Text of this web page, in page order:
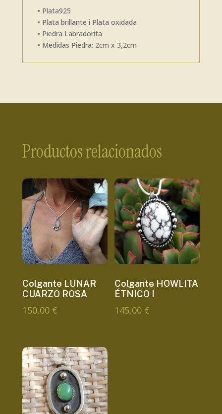
• Plata925
• Plata brillante i Plata oxidada
• Piedra Labradorita
• Medidas Piedra: 2cm x 3,2cm
Productos relacionados
Colgante LUNAR
CUARZO ROSA
150,00 €
Colgante HOWLITA
ÉTNICO I
145,00 €